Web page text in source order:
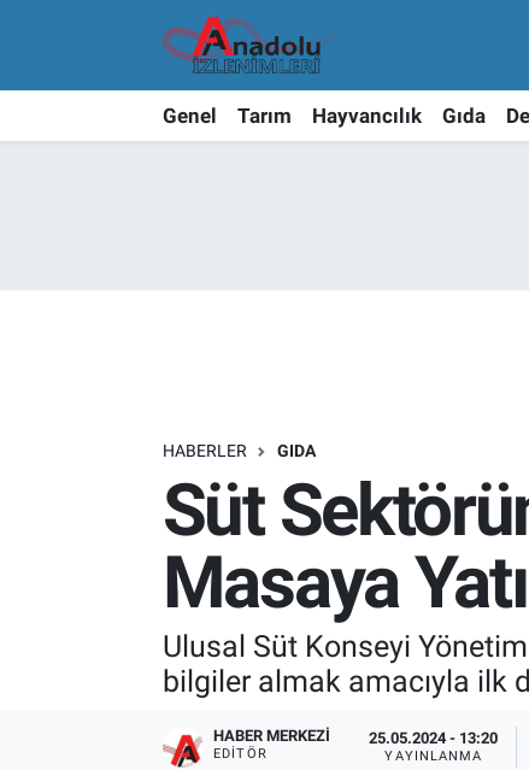
Genel Tarım Hayvancılık Gıda
HABERLER GIDA
Süt
Masaya
Ulusal Süt Konseyi
bilgiler almak amacıyla ilk
HABER MERKEZI
EDITÖR
25.05.2024 - 13:20
YAYINLANMA